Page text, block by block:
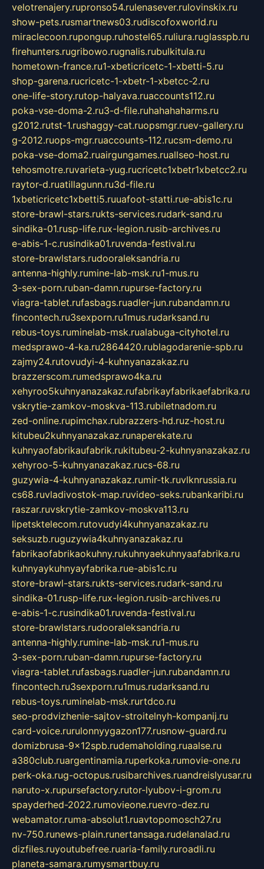
velotrenajery.rupronso54.rulenasever.rulovinskix.ru
show-pets.rusmartnews03.rudiscofoxworld.ru
miraclecoon.rupongup.ruhostel65.ruliura.ruglasspb.ru
firehunters.rugribowo.rugnalis.rubulkitula.ru
hometown-france.ru1-xbeticricetc-1-xbetti-5.ru
shop-garena.rucricetc-1-xbetr-1-xbetcc-2.ru
one-life-story.rutop-halyava.ruaccounts112.ru
poka-vse-doma-2.ru3-d-file.ruhahahaharms.ru
g2012.rutst-1.rushaggy-cat.ruopsmgr.ruev-gallery.ru
g-2012.ruops-mgr.ruaccounts-112.rucsm-demo.ru
poka-vse-doma2.ruairgungames.ruallseo-host.ru
tehosmotre.ruvarieta-yug.rucricetc1xbetr1xbetcc2.ru
raytor-d.ruatillagunn.ru3d-file.ru
1xbeticricetc1xbetti5.ruuafoot-statti.rue-abis1c.ru
store-brawl-stars.rukts-services.rudark-sand.ru
sindika-01.rusp-life.rux-legion.rusib-archives.ru
e-abis-1-c.rusindika01.ruvenda-festival.ru
store-brawlstars.rudooraleksandria.ru
antenna-highly.rumine-lab-msk.ru1-mus.ru
3-sex-porn.ruban-damn.rupurse-factory.ru
viagra-tablet.rufasbags.ruadler-jun.rubandamn.ru
fincontech.ru3sexporn.ru1mus.rudarksand.ru
rebus-toys.ruminelab-msk.rualabuga-cityhotel.ru
medsprawo-4-ka.ru2864420.rublagodarenie-spb.ru
zajmy24.rutovudyi-4-kuhnyanazakaz.ru
brazzerscom.rumedsprawo4ka.ru
xehyroo5kuhnyanazakaz.rufabrikayfabrikaefabrika.ru
vskrytie-zamkov-moskva-113.rubiletnadom.ru
zed-online.rupimchax.rubrazzers-hd.ruz-host.ru
kitubeu2kuhnyanazakaz.runaperekate.ru
kuhnyaofabrikaufabrik.rukitubeu-2-kuhnyanazakaz.ru
xehyroo-5-kuhnyanazakaz.rucs-68.ru
guzywia-4-kuhnyanazakaz.rumir-tk.ruvlknrussia.ru
cs68.ruvladivostok-map.ruvideo-seks.rubankaribi.ru
raszar.ruvskrytie-zamkov-moskva113.ru
lipetsktelecom.rutovudyi4kuhnyanazakaz.ru
seksuzb.ruguzywia4kuhnyanazakaz.ru
fabrikaofabrikaokuhny.rukuhnyaekuhnyaafabrika.ru
kuhnyaykuhnyayfabrika.rue-abis1c.ru
store-brawl-stars.rukts-services.rudark-sand.ru
sindika-01.rusp-life.rux-legion.rusib-archives.ru
e-abis-1-c.rusindika01.ruvenda-festival.ru
store-brawlstars.rudooraleksandria.ru
antenna-highly.rumine-lab-msk.ru1-mus.ru
3-sex-porn.ruban-damn.rupurse-factory.ru
viagra-tablet.rufasbags.ruadler-jun.rubandamn.ru
fincontech.ru3sexporn.ru1mus.rudarksand.ru
rebus-toys.ruminelab-msk.rurtdco.ru
seo-prodvizhenie-sajtov-stroitelnyh-kompanij.ru
card-voice.rurulonnyygazon177.rusnow-guard.ru
domizbrusa-9x12spb.rudemaholding.ruaalse.ru
a380club.ruargentinamia.ruperkoka.rumovie-one.ru
perk-oka.rug-octopus.rusibarchives.ruandreislyusar.ru
naruto-x.rupursefactory.rutor-lyubov-i-grom.ru
spayderhed-2022.rumovieone.ruevro-dez.ru
webamator.ruma-absolut1.ruavtopomosch27.ru
nv-750.runews-plain.runertansaga.rudelanalad.ru
dizfiles.ruyoutubefree.ruaria-family.ruroadli.ru
planeta-samara.rumysmartbuy.ru